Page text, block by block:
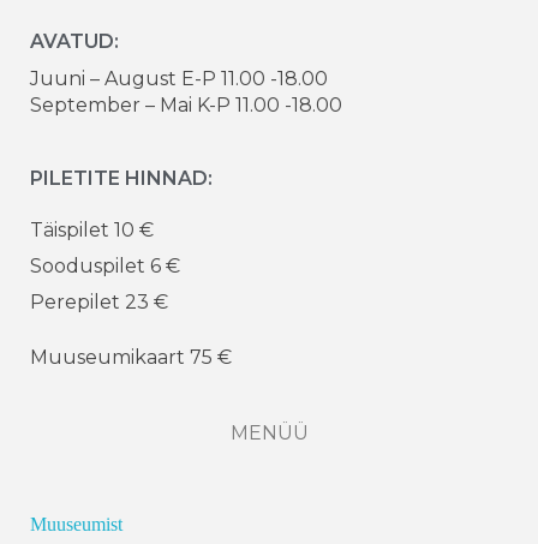
AVATUD:
Juuni – August E-P 11.00 -18.00
September – Mai K-P 11.00 -18.00
PILETITE HINNAD:
Täispilet 10 €
Sooduspilet 6 €
Perepilet 23 €
Muuseumikaart 75 €
MENÜÜ
Muuseumist